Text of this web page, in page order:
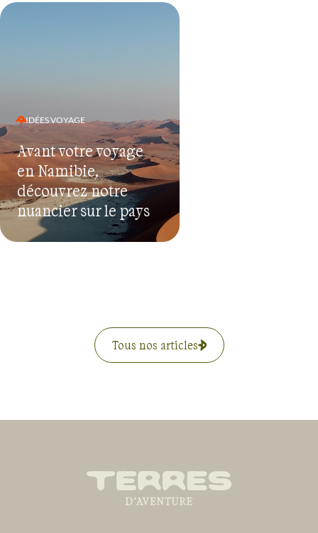
IDÉES VOYAGE
Avant votre voyage
en Namibie,
découvrez notre
nuancier sur le pays
Tous nos articles